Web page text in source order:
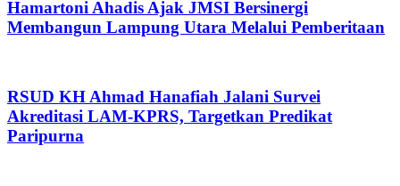
Hamartoni Ahadis Ajak JMSI Bersinergi
Membangun Lampung Utara Melalui Pemberitaan
RSUD KH Ahmad Hanafiah Jalani Survei
Akreditasi LAM-KPRS, Targetkan Predikat
Paripurna